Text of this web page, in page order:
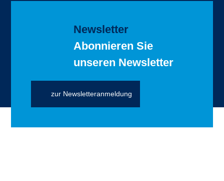
Newsletter
Abonnieren Sie
unseren Newsletter
zur Newsletteranmeldung